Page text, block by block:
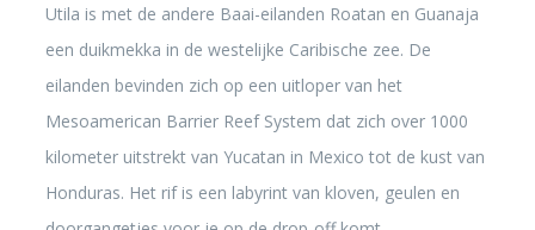
Utila is met de andere Baai-eilanden Roatan en Guanaja
een duikmekka in de westelijke Caribische zee. De
eilanden bevinden zich op een uitloper van het
Mesoamerican Barrier Reef System dat zich over 1000
kilometer uitstrekt van Yucatan in Mexico tot de kust van
Honduras. Het rif is een labyrint van kloven, geulen en